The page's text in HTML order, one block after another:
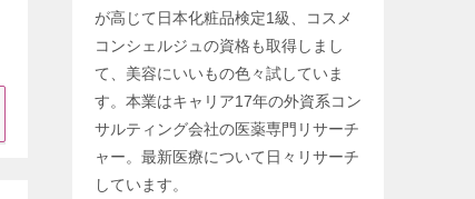
が高じて日本化粧品検定1級、コスメ
コンシェルジュの資格も取得しまし
て、美容にいいもの色々試していま
す。本業はキャリア17年の外資系コン
サルティング会社の医薬専門リサーチ
ャー。最新医療について日々リサーチ
しています。